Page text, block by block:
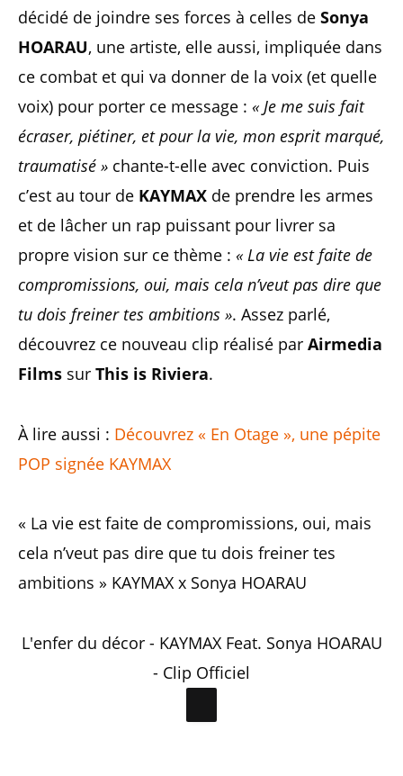
décidé de joindre ses forces à celles de Sonya
HOARAU, une artiste, elle aussi, impliquée dans
ce combat et qui va donner de la voix (et quelle
voix) pour porter ce message : « Je me suis fait
écraser, piétiner, et pour la vie, mon esprit marqué,
traumatisé » chante-t-elle avec conviction. Puis
c’est au tour de KAYMAX de prendre les armes
et de lâcher un rap puissant pour livrer sa
propre vision sur ce thème : « La vie est faite de
compromissions, oui, mais cela n’veut pas dire que
tu dois freiner tes ambitions ». Assez parlé,
découvrez ce nouveau clip réalisé par Airmedia
Films sur This is Riviera.
À lire aussi : Découvrez « En Otage », une pépite
POP signée KAYMAX
« La vie est faite de compromissions, oui, mais
cela n’veut pas dire que tu dois freiner tes
ambitions » KAYMAX x Sonya HOARAU
L'enfer du décor - KAYMAX Feat. Sonya HOARAU
- Clip Officiel